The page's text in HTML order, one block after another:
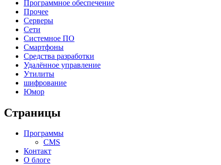
Программное обеспечение
Прочее
Серверы
Сети
Системное ПО
Смартфоны
Средства разработки
Удалённое управление
Утилиты
шифрование
Юмор
Страницы
Программы
CMS
Контакт
О блоге